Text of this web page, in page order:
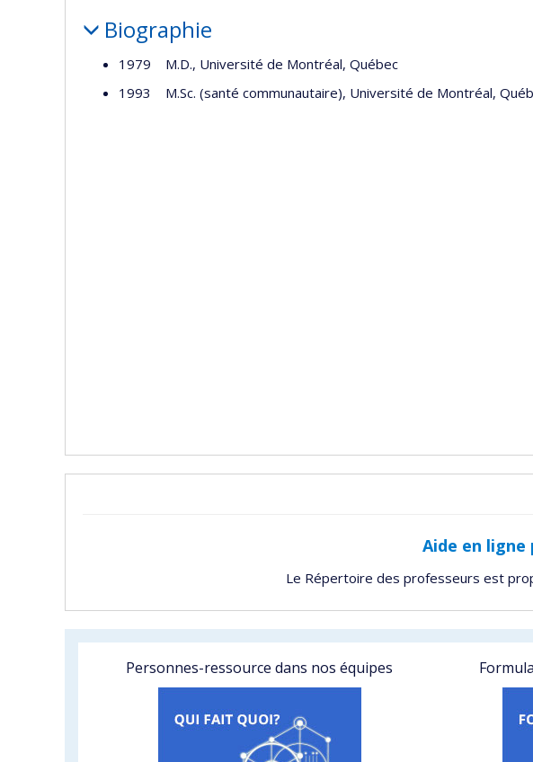
Biographie
1979 M.D., Université de Montréal, Québec
1993 M.Sc. (santé communautaire), Université de Montréal,
Aide en
Le Répertoire des professeurs est
Personnes-ressource dans nos équipes